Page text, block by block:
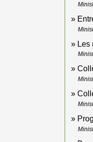
Les